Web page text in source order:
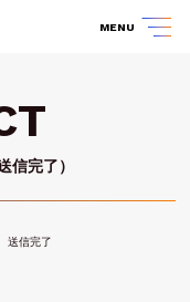
MENU
信完了）
送信完了